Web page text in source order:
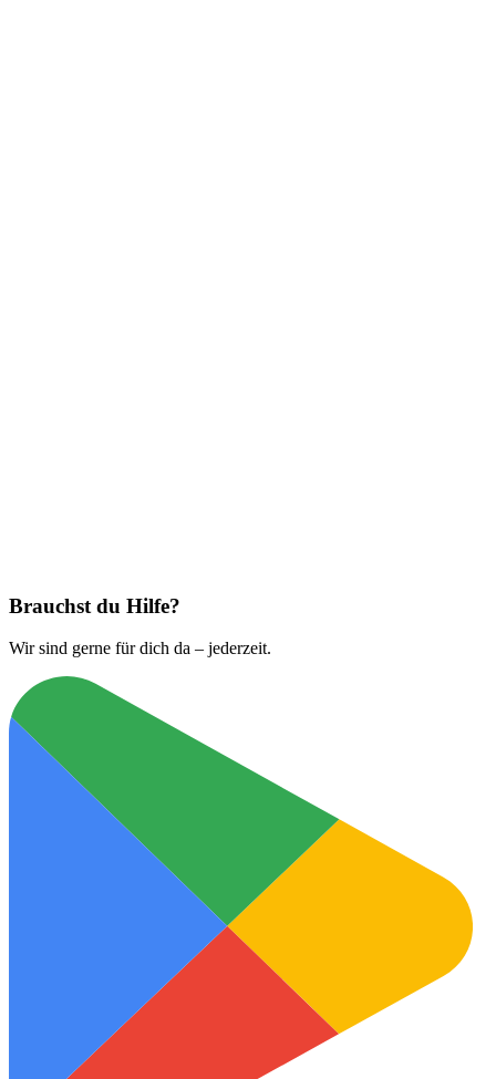
Brauchst du Hilfe?
Wir sind gerne für dich da – jederzeit.